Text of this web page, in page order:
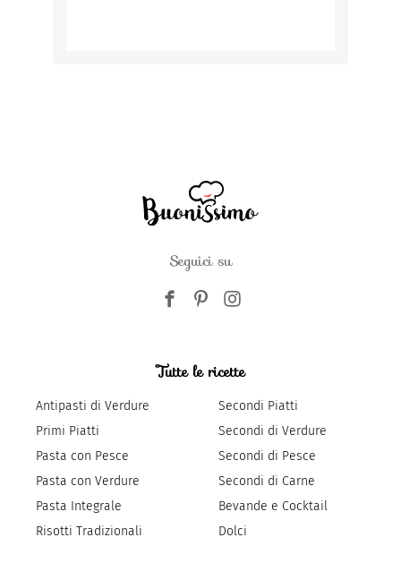
Seguici su
Tutte le ricette
Antipasti di Verdure
Primi Piatti
Pasta con Pesce
Pasta con Verdure
Pasta Integrale
Risotti Tradizionali
Secondi Piatti
Secondi di Verdure
Secondi di Pesce
Secondi di Carne
Bevande e Cocktail
Dolci